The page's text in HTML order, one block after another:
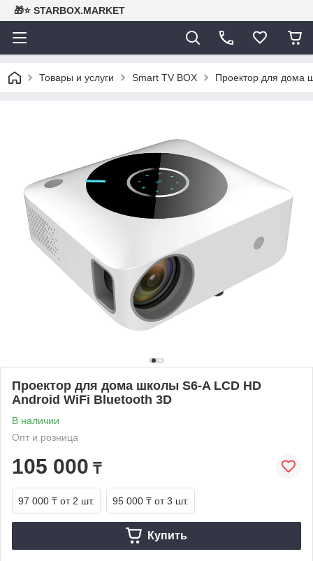
🎁⭐ STARBOX.MARKET
Товары и услуги Smart TV BOX Проектор для дома
Проектор для дома школы S6-A LCD HD
Android WiFi Bluetooth 3D
В наличии
Опт и розница
105 000 ₸
97 000 ₸ от 2 шт. 95 000 ₸ от 3 шт.
Купить